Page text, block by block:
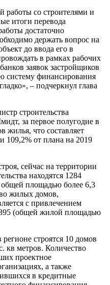
работы со строителями и
итоги перевода
достаточно
держать вопрос на
до ввода его в
в рамках рабочих
заявок застройщиков
систему финансирования
– подчеркнул глава
строительства
за первое полугодие в
жилья, что составляет
109,2% от плана на 2019
сейчас на территории
находятся 1284
площадью более 6,3
жилых домов,
с привлечением
(общей жилой площадью
строятся 10 домов
метров. Количество
проектное
а также
в кредитные